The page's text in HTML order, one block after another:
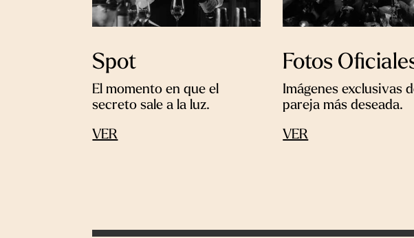
Spot
El momento en que el
secreto sale a la luz.
VER
Fotos
Imágenes exclusivas
pareja más deseada.
VER